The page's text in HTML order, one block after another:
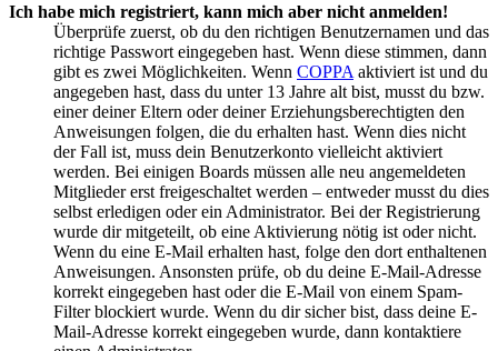
Ich habe mich registriert, kann mich aber nicht anmelden!
Überprüfe zuerst, ob du den richtigen Benutzernamen und das
richtige Passwort eingegeben hast. Wenn diese stimmen, dann
gibt es zwei Möglichkeiten. Wenn COPPA aktiviert ist und du
angegeben hast, dass du unter 13 Jahre alt bist, musst du bzw.
einer deiner Eltern oder deiner Erziehungsberechtigten den
Anweisungen folgen, die du erhalten hast. Wenn dies nicht
der Fall ist, muss dein Benutzerkonto vielleicht aktiviert
werden. Bei einigen Boards müssen alle neu angemeldeten
Mitglieder erst freigeschaltet werden – entweder musst du dies
selbst erledigen oder ein Administrator. Bei der Registrierung
wurde dir mitgeteilt, ob eine Aktivierung nötig ist oder nicht.
Wenn du eine E-Mail erhalten hast, folge den dort enthaltenen
Anweisungen. Ansonsten prüfe, ob du deine E-Mail-Adresse
korrekt eingegeben hast oder die E-Mail von einem Spam-
Filter blockiert wurde. Wenn du dir sicher bist, dass deine E-
Mail-Adresse korrekt eingegeben wurde, dann kontaktiere